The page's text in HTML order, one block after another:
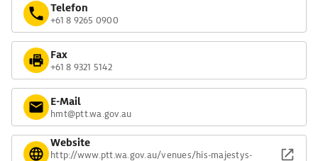
Telefon
+61 8 9265 0900
Fax
+61 8 9321 5142
E-Mail
hmt@ptt.wa.gov.au
Website
http://www.ptt.wa.gov.au/venues/his-majestys-